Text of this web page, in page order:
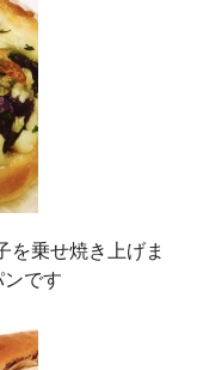
を乗せ焼き上げま
ンです